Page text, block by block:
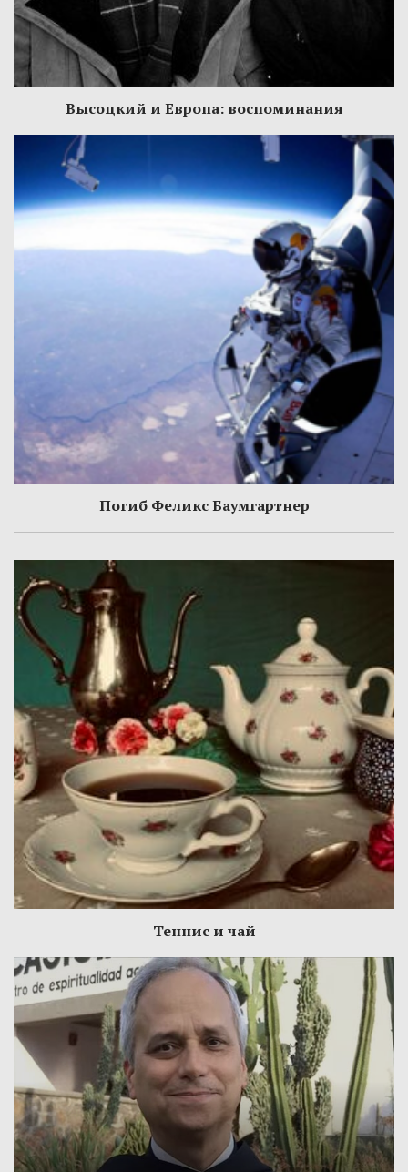
Высоцкий и Европа: воспоминания
Погиб Феликс Баумгартнер
Теннис и чай